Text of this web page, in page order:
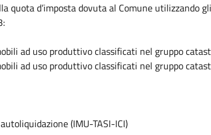
quota d’imposta dovuta al Comune
ad uso produttivo classificati nel gruppo
ad uso produttivo classificati nel gruppo
(IMU-TASI-ICI)